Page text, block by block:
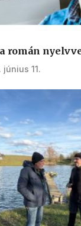
román
június 11.